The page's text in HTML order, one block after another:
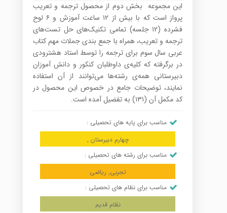
این مجموعه بخش دوم از محصول ترجمه و تعریب
پرواز است که با بیش از ۱۲ ساعت آموزش و ۶ لوح
فشرده (۱۲ جلسه) تمامی تکنیک‌های حل تست‌های
ترجمه و تعریب، همراه با جمع بندی جملات مهم کتاب
عربی سال سوم برای ترجمه را توسط استاد هشترودی
در برگرفته که کلیه‌ی داوطلبان کنکور و دانش آموزان
دبیرستانی همه‌ی رشته‌ها می‌توانند از آن استفاده
نمایند، توضیحات جامع در خصوص این محصول در
کد مکمل آن (۱۳۱) به تفضیل آمده است.
مناسب برای پایه های تحصیلی :
چهارم دبیرستان ,
مناسب برای رشته های تحصیلی :
تجربی, ریاضی
مناسب برای نظام های تحصیلی :
نظام قدیم